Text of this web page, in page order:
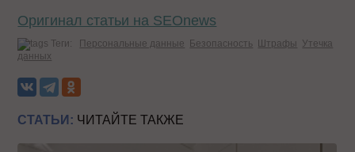
Оригинал статьи на SEOnews
Теги: Персональные данные Безопасность Штрафы Утечка
данных
СТАТЬИ: ЧИТАЙТЕ ТАКЖЕ